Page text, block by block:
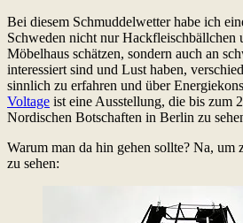
Bei diesem Schmuddelwetter habe ich
Schweden nicht nur Hackfleischbällchen
Möbelhaus schätzen, sondern auch an
interessiert sind und Lust haben,
sinnlich zu erfahren und über
Voltage ist eine Ausstellung, die bis zum
Nordischen Botschaften in Berlin zu
Warum man da hin gehen sollte? Na, um
zu sehen: